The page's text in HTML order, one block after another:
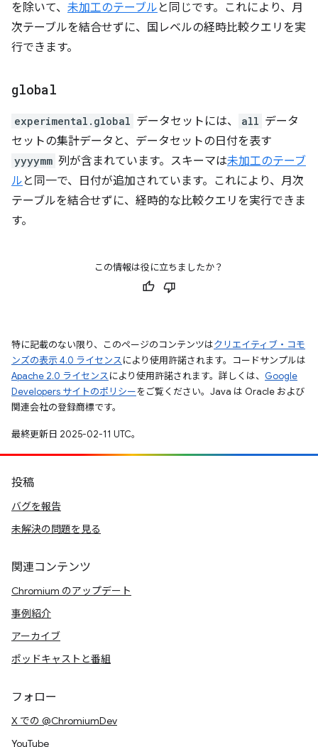
を除いて、 未加工のテーブル と同じです。これにより、月
次テーブルを結合せずに、国レベルの経時比較クエリを実
行できます。
global
experimental.global データセットには、 all データ
セットの集計データと、データセットの日付を表す
yyyymm 列が含まれています。スキーマは未加工のテーブ
ル と同一で、日付が追加されています。これにより、月次
テーブルを結合せずに、経時的な比較クエリを実行できま
す。
この情報は役に立ちましたか？
特に記載のない限り、このページのコンテンツはクリエイティブ・コモ
ンズの表示 4.0 ライセンスにより使用許諾されます。コードサンプルは
Apache 2.0 ライセンスにより使用許諾されます。詳しくは、 Google
Developers サイトのポリシーをご覧ください。Java は Oracle および
関連会社の登録商標です。
最終更新日 2025-02-11 UTC。
投稿
バグを報告
未解決の問題を見る
関連コンテンツ
Chromium のアップデート
事例紹介
アーカイブ
ポッドキャストと番組
フォロー
X での @ChromiumDev
YouTube